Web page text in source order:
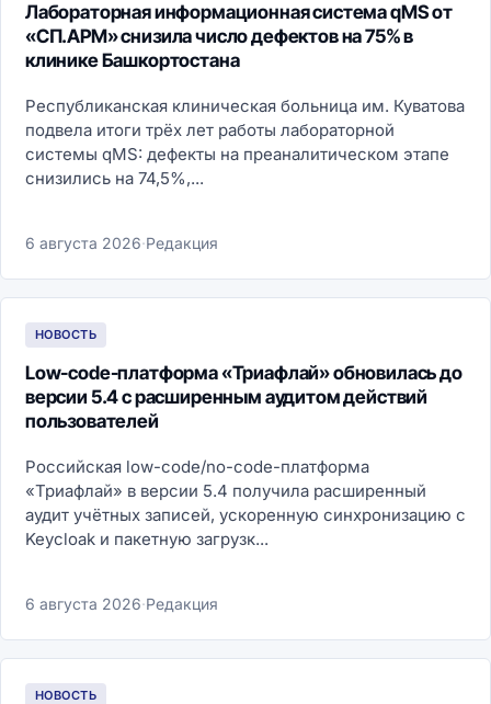
Лабораторная информационная система qMS от
«СП.АРМ» снизила число дефектов на 75% в
клинике Башкортостана
Республиканская клиническая больница им. Куватова
подвела итоги трёх лет работы лабораторной
системы qMS: дефекты на преаналитическом этапе
снизились на 74,5%,...
6 августа 2026·Редакция
НОВОСТЬ
Low-code-платформа «Триафлай» обновилась до
версии 5.4 с расширенным аудитом действий
пользователей
Российская low-code/no-code-платформа
«Триафлай» в версии 5.4 получила расширенный
аудит учётных записей, ускоренную синхронизацию с
Keycloak и пакетную загрузк...
6 августа 2026·Редакция
НОВОСТЬ